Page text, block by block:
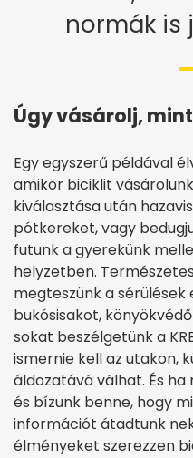
normák is
Úgy vásárolj,
Egy egyszerű példával
amikor biciklit
kiválasztása után
pótkereket, vagy
futunk a gyerekünk
helyzetben.
megteszünk a
bukósisakot,
sokat beszélgetünk a
ismernie kell az utakon,
áldozatává válhat. És ha
és bízunk benne, hogy
információt átadtunk
élményeket szerezzen